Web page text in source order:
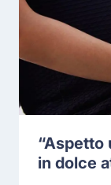
“Aspetto
in dolce